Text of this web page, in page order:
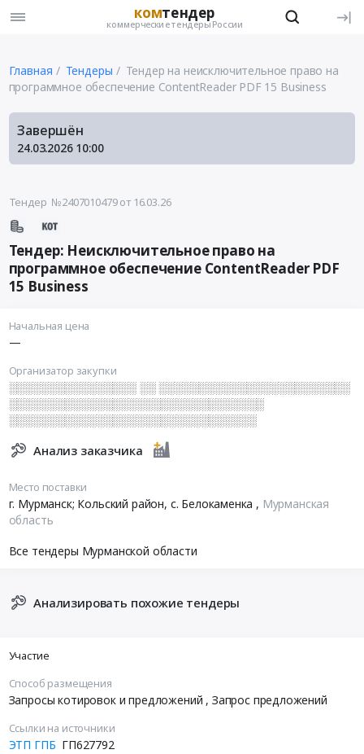
комтендер
коммерческие тендеры России
Главная Тендеры
Тендер на неисключительное право на
программное обеспечение ContentReader PDF 15 Business
Завершён
24.03.2026 10:00
Тендер №2407010479от 16.03.26
Тендер: Неисключительное право на
программное обеспечение ContentReader PDF
15 Business
Начальная цена
—
Организатор закупки
░░░░░░░░░░░░░░░░ ░░ ░░░░░░░░░░░░░░░░░░░░░░░░
░░░░░░░░░░░░░░░░░░░░░░░░░░░░░░░░
░░░░░░░░░░░░░░░░░░░░░░░░░░░░░░░
Анализ заказчика
Место поставки
г. Мурманск; Кольский район, с. Белокаменка , Мурманская
область
Все тендеры Мурманской области
Анализировать похожие тендеры
Участие
Способ размещения
Запросы котировок и предложений , Запрос предложений
Ссылки на источники
ЭТП ГПБ ГП627792